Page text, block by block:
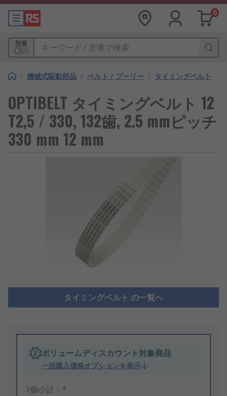
0
型番
/ 機械式駆動部品 / ベルト / プーリー / タイミングベルト
OPTIBELT タイミングベルト 12
T2,5 / 330, 132歯, 2.5 mmピッチ
330 mm 12 mm
タイミングベルト の一覧へ
ボリュームディスカウント対象商品
一括購入価格オプションを表示
1個小計：*